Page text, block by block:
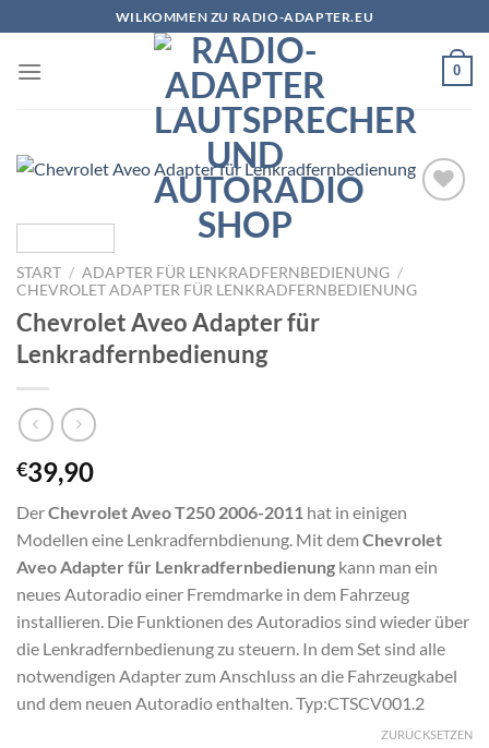
Inhalt
springen
WILKOMMEN ZU RADIO-ADAPTER.EU
0
START / ADAPTER FÜR LENKRADFERNBEDIENUNG /
CHEVROLET ADAPTER FÜR LENKRADFERNBEDIENUNG
Chevrolet Aveo Adapter für
Lenkradfernbedienung
€39,90
DerChevrolet Aveo T250 2006-2011 hat in einigen
Modellen eine Lenkradfernbdienung. Mit dem Chevrolet
Aveo Adapter für Lenkradfernbedienung kann man ein
neues Autoradio einer Fremdmarke in dem Fahrzeug
installieren. Die Funktionen des Autoradios sind wieder über
die Lenkradfernbedienung zu steuern. In dem Set sind alle
notwendigen Adapter zum Anschluss an die Fahrzeugkabel
und dem neuen Autoradio enthalten. Typ:CTSCV001.2
ZURÜCKSETZEN